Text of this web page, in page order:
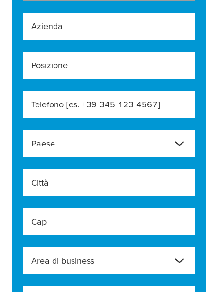
Azienda
Posizione
Telefono [es. +39 345 123 4567]
Paese
Città
Cap
Area di business